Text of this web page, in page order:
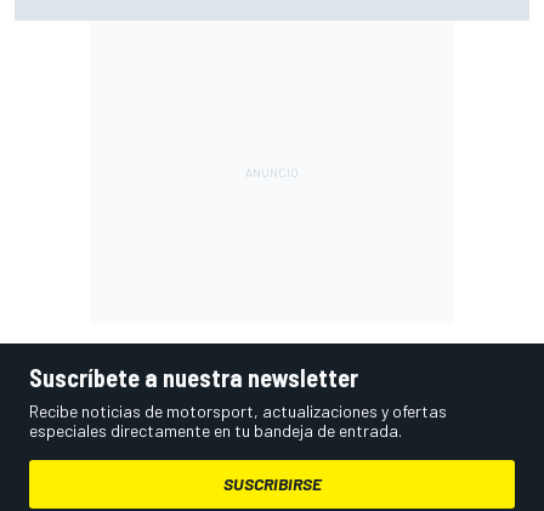
Suscríbete a nuestra newsletter
Recibe noticias de motorsport, actualizaciones y ofertas
especiales directamente en tu bandeja de entrada.
SUSCRIBIRSE